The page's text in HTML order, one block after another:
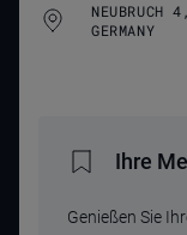
NEUBRUCH
GERMANY
Ihre
Genießen Sie